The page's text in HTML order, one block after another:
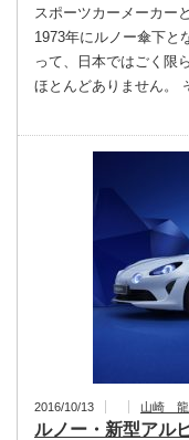
スポーツカーメーカー
1973年にルノー傘下と
って、日本ではごく限
ほとんどありません。
2016/10/13 山崎 龍
ルノー・新型アル